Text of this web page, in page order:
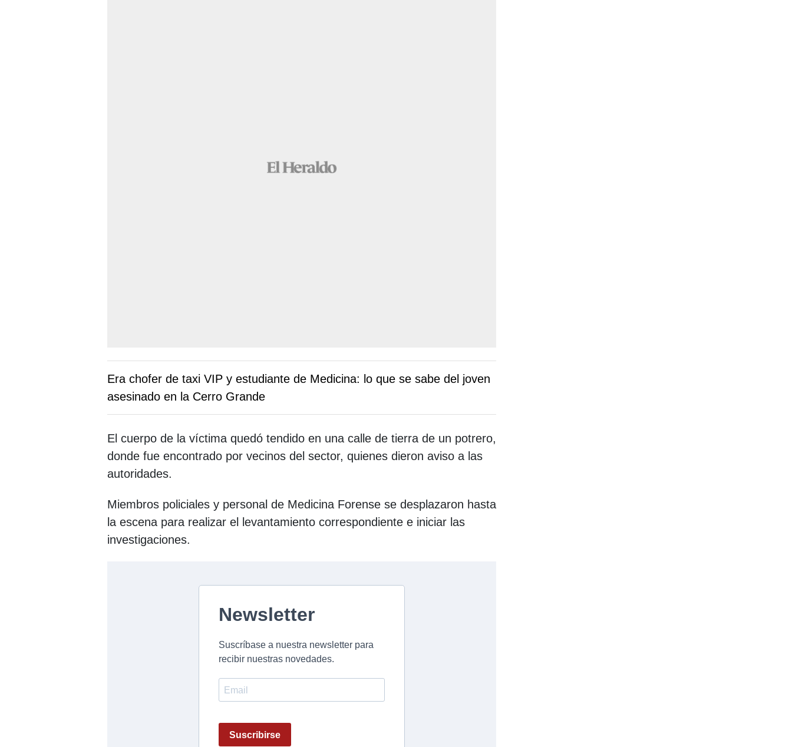
Era chofer de taxi VIP y estudiante de Medicina: lo que se sabe del joven
asesinado en la Cerro Grande
El cuerpo de la víctima quedó tendido en una calle de tierra de un potrero,
donde fue encontrado por vecinos del sector, quienes dieron aviso a las
autoridades.
Miembros policiales y personal de Medicina Forense se desplazaron hasta
la escena para realizar el levantamiento correspondiente e iniciar las
investigaciones.